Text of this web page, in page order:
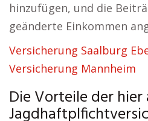
hinzufügen, und die
geänderte Einkommen
Versicherung Saalburg
Versicherung Mannheim
Die Vorteile der